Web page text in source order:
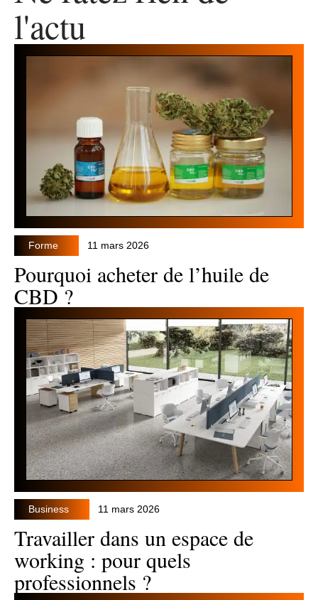
l'actu
Forme 11 mars 2026
Pourquoi acheter de l’huile de
CBD ?
Business 11 mars 2026
Travailler dans un espace de
working : pour quels
professionnels ?